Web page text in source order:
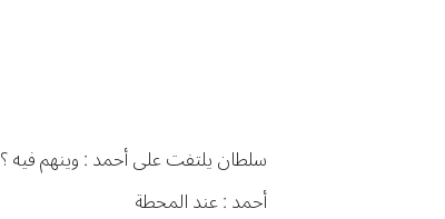
سلطان يلتفت على أحمد : وينهم فيه ؟
أحمد : عند المحطة